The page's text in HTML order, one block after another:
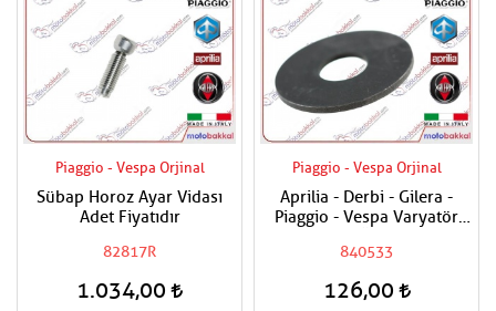
Piaggio - Vespa Orjinal
Sübap Horoz Ayar Vidası
Adet Fiyatıdır
82817R
1.034,00
Piaggio - Vespa Orjinal
Aprilia - Derbi - Gilera -
Piaggio - Vespa Varyatör
840533
126,00